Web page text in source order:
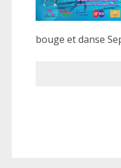
bouge et danse